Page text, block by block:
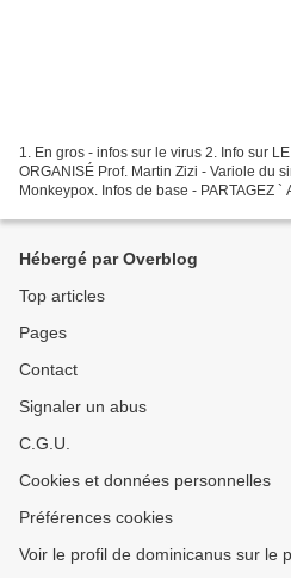
1. En gros - infos sur le virus 2. Info sur
ORGANISÉ Prof. Martin Zizi - Variole du
Monkeypox. Infos de base - PARTAGEZ
Hébergé par Overblog
Top articles
Pages
Contact
Signaler un abus
C.G.U.
Cookies et données personnelles
Préférences cookies
Voir le profil de dominicanus sur le